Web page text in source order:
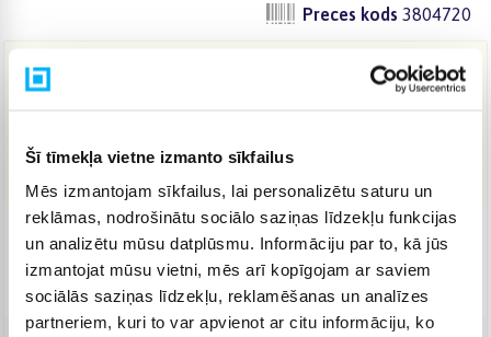
Šī tīmekļa vietne izmanto sīkfailus
Mēs izmantojam sīkfailus, lai personalizētu saturu un
reklāmas, nodrošinātu sociālo saziņas līdzekļu funkcijas
un analizētu mūsu datplūsmu. Informāciju par to, kā jūs
izmantojat mūsu vietni, mēs arī kopīgojam ar saviem
sociālās saziņas līdzekļu, reklamēšanas un analīzes
partneriem, kuri to var apvienot ar citu informāciju, ko
Preces kods 3804720
5,40 €
IELIKT GROZĀ
Piegāde: 1-2 d.d.
Noliktavā